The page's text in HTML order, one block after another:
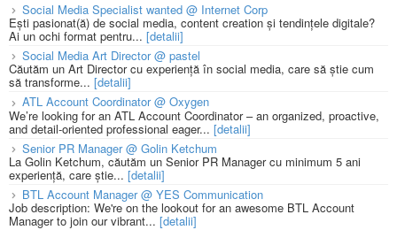
Social Media Specialist wanted @ Internet Corp
Ești pasionat(ă) de social media, content creation și tendințele digitale?
Ai un ochi format pentru... [detalii]
Social Media Art Director @ pastel
Căutăm un Art Director cu experiență în social media, care să știe cum
să transforme... [detalii]
ATL Account Coordinator @ Oxygen
We’re looking for an ATL Account Coordinator – an organized, proactive,
and detail-oriented professional eager... [detalii]
Senior PR Manager @ Golin Ketchum
La Golin Ketchum, căutăm un Senior PR Manager cu minimum 5 ani
experiență, care știe... [detalii]
BTL Account Manager @ YES Communication
Job description: We're on the lookout for an awesome BTL Account
Manager to join our vibrant... [detalii]